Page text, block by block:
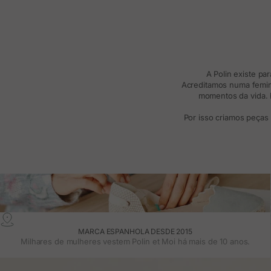
A Polin existe
Acreditamos numa
momentos da
Por isso criamos
MARCA ESPANHOLA DESDE 2015
Milhares de mulheres vestem Polin et Moi há mais de 10 anos.